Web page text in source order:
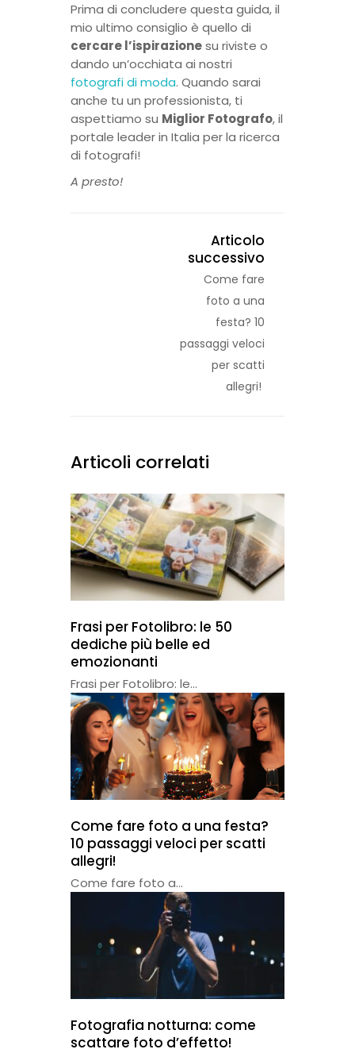
Prima di concludere questa guida, il
mio ultimo consiglio è quello di
cercare l’ispirazionesu riviste o
dando un’occhiata ai nostri
fotografi di moda. Quando sarai
anche tu un professionista, ti
aspettiamo su Miglior Fotografo, il
portale leader in Italia per la ricerca
di fotografi!
A presto!
Articolo
successivo
Come fare
foto a una
festa? 10
passaggi veloci
per scatti
allegri!
Articoli correlati
Frasi per Fotolibro: le 50
dediche più belle ed
emozionanti
Frasi per Fotolibro: le...
Come fare foto a una festa?
10 passaggi veloci per scatti
allegri!
Come fare foto a...
Fotografia notturna: come
scattare foto d’effetto!